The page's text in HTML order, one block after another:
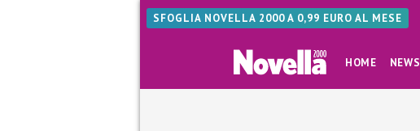
SFOGLIA NOVELLA 2000 A 0,99 EURO AL MESE
HOME NEWS